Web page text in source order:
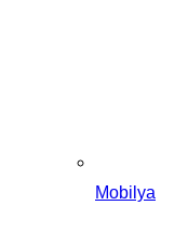
Mobilya